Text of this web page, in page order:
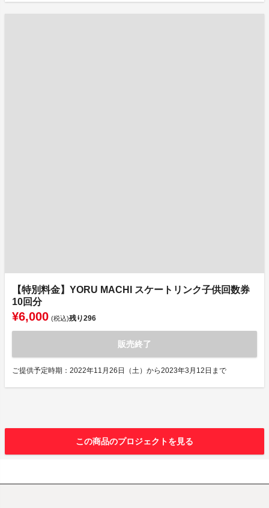
【特別料金】YORU MACHI スケートリンク子供回数券
10回分
¥6,000 (税込)残り296
販売終了
ご提供予定時期：2022年11月26日（土）から2023年3月12日まで
この商品のプロジェクトを見る